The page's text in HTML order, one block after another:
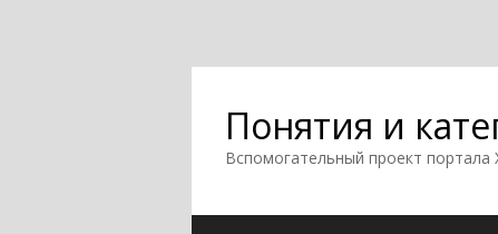
Понятия и
Вспомогательный проект